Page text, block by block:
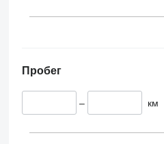
Пробег
– км